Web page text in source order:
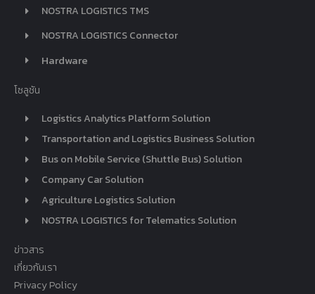
NOSTRA LOGISTICS TMS
NOSTRA LOGISTICS Connector
Hardware
โซลูชัน
Logistics Analytics Platform Solution
Transportation and Logistics Business Solution
Bus on Mobile Service (Shuttle Bus) Solution
Company Car Solution
Agriculture Logistics Solution
NOSTRA LOGISTICS for Telematics Solution
ข่าวสาร
เกี่ยวกับเรา
Privacy Policy